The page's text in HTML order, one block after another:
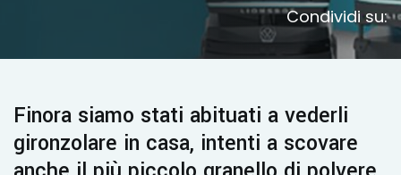
Condividi su:
Finora siamo stati abituati a vederli
gironzolare in casa, intenti a scovare